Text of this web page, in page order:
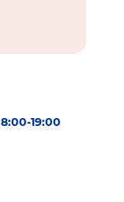
8:00-19:00